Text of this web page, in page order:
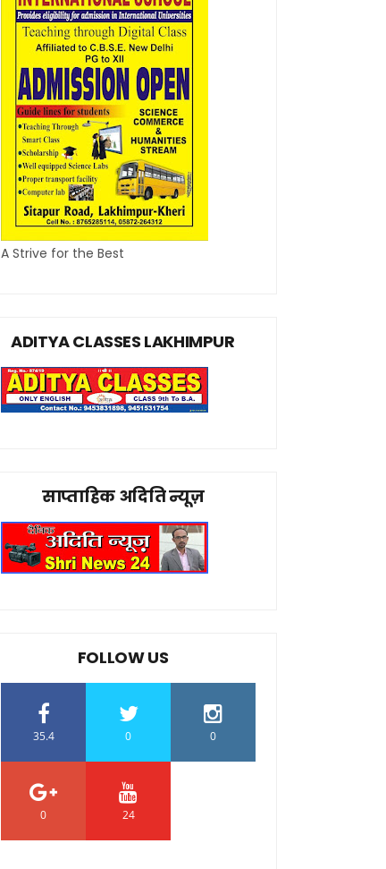
A Strive for the Best
ADITYA CLASSES LAKHIMPUR
साप्ताहिक अदिति न्यूज़
FOLLOW US
35.4 0 0
0 24